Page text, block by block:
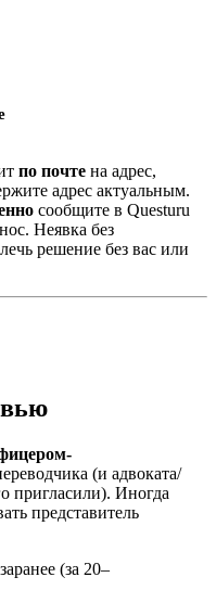
по почте на адрес,
адрес актуальным.
сообщите в Questuru
Неявка без
решение без вас или
(и адвоката/
пригласили). Иногда
представитель
(за 20–